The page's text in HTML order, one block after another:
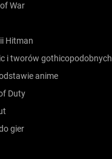
War
Hitman
i tworów gothicopodobnych
anime
Duty
gier